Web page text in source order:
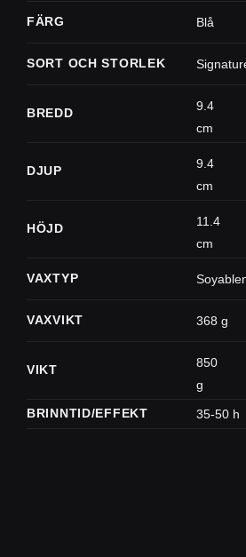
FÄRG Blå
SORT OCH STORLEK
BREDD
9.4
cm
DJUP
9.4
cm
HÖJD
11.4
cm
VAXTYP
VAXVIKT 368 g
VIKT
850
g
BRINNTID/EFFEKT
35-50 h